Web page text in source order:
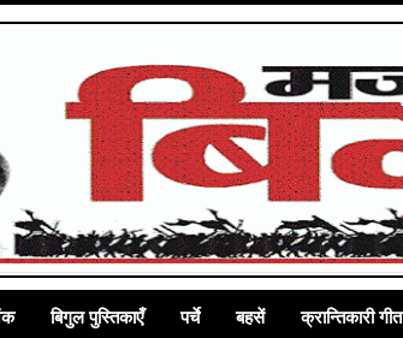
बिगुल पुस्तिकाएँ पर्चे बहसें क्रान्तिकारी गीत